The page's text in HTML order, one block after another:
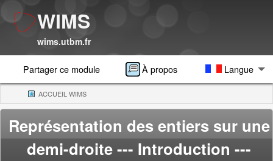
WIMS
wims.utbm.fr
Partager ce module À propos Langue
ACCUEIL WIMS(CURRENT)
Représentation des entiers sur une
demi-droite--- Introduction ---